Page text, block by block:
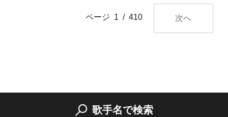
ページ 1 / 410 次へ
歌手名で検索